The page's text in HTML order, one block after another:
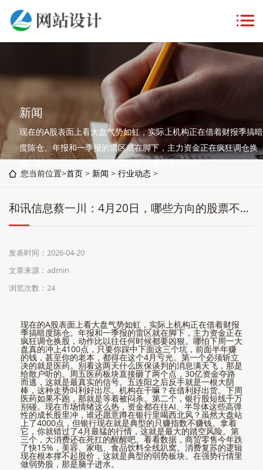
新闻
现在的A股表面上看大盘气势如虹，实际上机构正在借着财报季搞暗
度陈仓。年报和一季报的雷区就在脚下，主力资金正在疯狂调仓换
您当前位置>首页 > 新闻 > 行业动态 >
和讯信息蔡一川：4月20日，哪些方向的股票不要做？
发表时间：2026-04-20
文章来源：admin
浏览次数： 24
现在的A股表面上看大盘气势如虹，实际上机构正在借着财报
季搞暗度陈仓。年报和一季报的雷区就在脚下，主力资金正在
疯狂调仓换股，动作比以往任何时候都要凶狠。哪怕下周一大
盘真的冲上4100点，只要你踩中下面这三个坑，前面半年赚
的钱，甚至你的老本，都得在这个4月亏光。第一个必须斩立
决的就是医药。别看这两天什么医保谈判的消息满天飞，那是
给散户听的。周五医药板块直接砸了两个点，30亿资金夺路
而逃，这就是最真实的信号。五连阳之后反手就是一根大阴
棒，这种走势叫利好出尽。机构在干嘛？在借利好出货。下周
医药如果不跑，那就是等着被闷杀。第二个，银行股短线千万
别碰。现在市场情绪这么热，资金都在往AI、半导体这些高弹
性的成长股里冲，谁还愿意蹲在银行里喝西北风？虽然大盘站
上了4000点，但银行现在就是典型的只赚指数不赚钱。拿着
它，你就错过了4月最猛的行情，这就是最大的踏空风险。第
三个，大消费还在死扛的醒醒吧。看看数据，商贸零售今年跌
了快15%，美容、家电、食品饮料全线趴窝。消费复苏的逻辑
现在根本撑不起股价，这就是典型的弱势板块。在强势行情里
做弱势股，那是脑子进水。